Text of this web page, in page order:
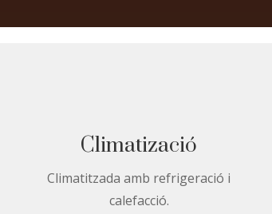
Climatizació
Climatitzada amb refrigeració i
calefacció.